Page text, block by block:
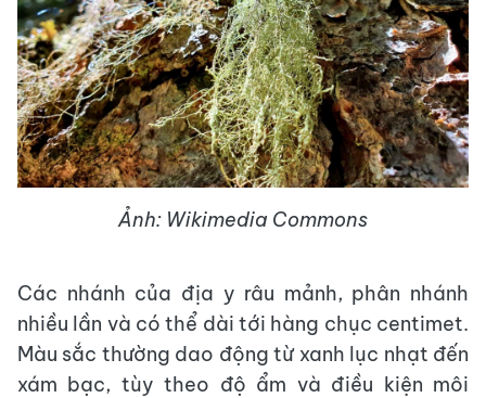
Ảnh: Wikimedia Commons
Các nhánh của địa y râu mảnh, phân nhánh
nhiều lần và có thể dài tới hàng chục centimet.
Màu sắc thường dao động từ xanh lục nhạt đến
xám bạc, tùy theo độ ẩm và điều kiện môi